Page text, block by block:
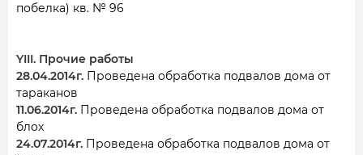
побелка) кв. № 96
YIII. Прочие работы
28.04.2014г. Проведена обработка подвалов дома от
тараканов
11.06.2014г. Проведена обработка подвалов дома от
блох
24.07.2014г. Проведена обработка подвалов дома от